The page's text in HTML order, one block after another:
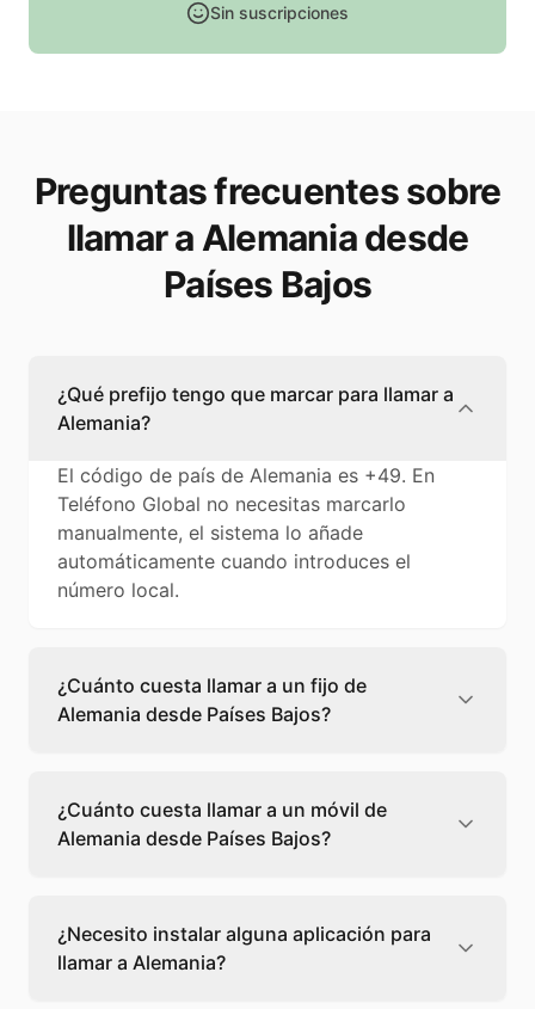
Sin suscripciones
Preguntas frecuentes sobre
llamar a Alemania desde
Países Bajos
¿Qué prefijo tengo que marcar para llamar a
Alemania?
El código de país de Alemania es +49. En
Teléfono Global no necesitas marcarlo
manualmente, el sistema lo añade
automáticamente cuando introduces el
número local.
¿Cuánto cuesta llamar a un fijo de
Alemania desde Países Bajos?
Bajos cuesta 0,08 €/min con Teléfono Global.
Verás el precio exacto antes de marcar para
que sepas qué vas a gastar.
¿Cuánto cuesta llamar a un móvil de
Alemania desde Países Bajos?
Bajos cuesta 0,21 €/min con Teléfono Global.
Pagas solo los minutos que hablas, sin cuotas
ni permanencia.
¿Necesito instalar alguna aplicación para
llamar a Alemania?